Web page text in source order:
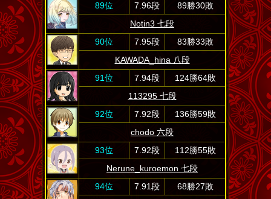
89位
7.96段
89勝30敗
Notin3 七段
90位
7.95段
83勝33敗
KAWADA_hina 八段
91位
7.94段
124勝64敗
113295 七段
92位
7.92段
136勝59敗
chodo 六段
93位
7.92段
112勝55敗
Nerune_kuroemon 七段
94位
7.91段
68勝27敗